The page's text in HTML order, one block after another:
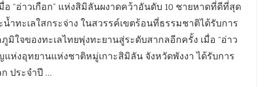
“อ่าวเกือก” แห่งสิมิลันผงาดคว้าอันดับ 10 ชายหาดที่ดีที่สุด
ำทะเลใสกระจ่าง ในสวรรค์เขตร้อนที่ธรรมชาติได้รับการ
ใจของทะเลไทยพุ่งทะยานสู่ระดับสากลอีกครั้ง เมื่อ “อ่าว
แห่งอุทยานแห่งชาติหมู่เกาะสิมิลัน จังหวัดพังงา ได้รับการ
ประจำปี …